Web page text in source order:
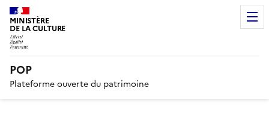
MINISTÈRE
DE LA CULTURE
POP
Plateforme ouverte du patrimoine